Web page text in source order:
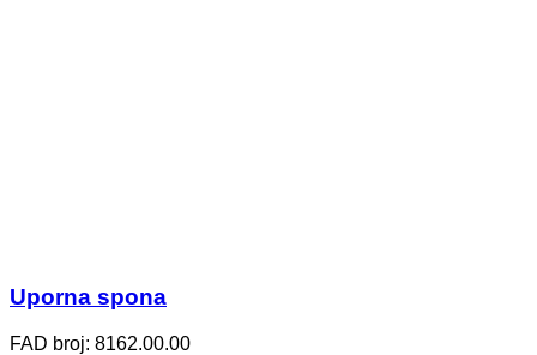
Uporna spona
FAD broj: 8162.00.00